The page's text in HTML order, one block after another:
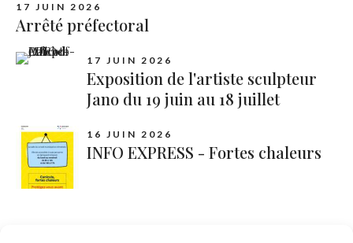
17 JUIN 2026
Arrêté préfectoral
17 JUIN 2026
Exposition de l'artiste sculpteur
Jano du 19 juin au 18 juillet
16 JUIN 2026
INFO EXPRESS - Fortes chaleurs